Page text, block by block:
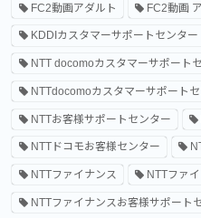
FC2動画アダルト FC2動画
KDDIカスタマーサポートセンター
NTT docomoカスタマーサポート
NTTdocomoカスタマーサポート
NTTお客様サポートセンター
NTTドコモお客様センター
NTTファイナンス NTTファ
NTTファイナンスお客様サポート